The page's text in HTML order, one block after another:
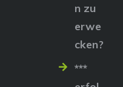
n zu
erwe
cken?
***